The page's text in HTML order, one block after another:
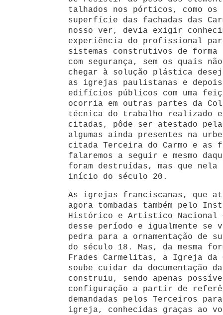
talhados nos pórticos, como os
superfície das fachadas das
nosso ver, devia exigir
experiência do profissional
sistemas construtivos de
com segurança, sem os quais
chegar à solução plástica
as igrejas paulistanas e
edifícios públicos com uma
ocorria em outras partes da
técnica do trabalho realizado
citadas, pôde ser atestado
algumas ainda presentes na
citada Terceira do Carmo e as
falaremos a seguir e mesmo
foram destruídas, mas que
início do século 20.
As igrejas franciscanas, que
agora tombadas também pelo
Histórico e Artístico Nacional —
desse período e igualmente se
pedra para a ornamentação de
do século 18. Mas, da mesma
Frades Carmelitas, a Igreja da
soube cuidar da documentação
construiu, sendo apenas
configuração a partir de
demandadas pelos Terceiros
igreja, conhecidas graças ao